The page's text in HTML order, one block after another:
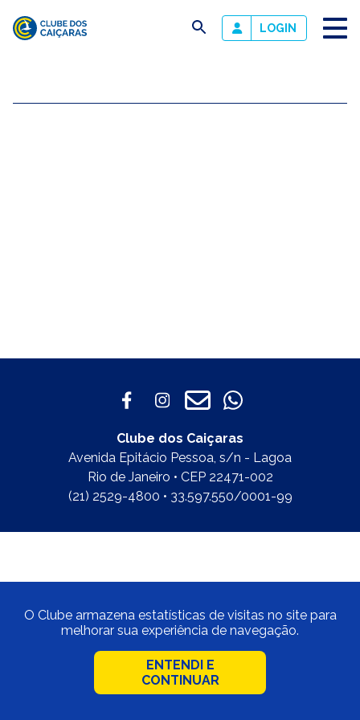
Caiçaras
busca LOGIN
Clube dos Caiçaras
Avenida Epitácio Pessoa, s/n - Lagoa
Rio de Janeiro • CEP 22471-002
(21) 2529-4800 • 33.597.550/0001-99
O Clube armazena estatísticas de visitas no site para
melhorar sua experiência de navegação.
ENTENDI E
CONTINUAR